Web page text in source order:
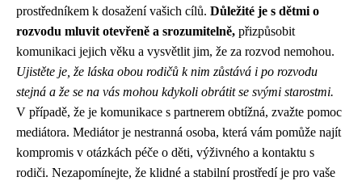
prostředníkem k dosažení vašich cílů. Důležité je s dětmi o
rozvodu mluvit otevřeně a srozumitelně, přizpůsobit
komunikaci jejich věku a vysvětlit jim, že za rozvod nemohou.
Ujistěte je, že láska obou rodičů k nim zůstává i po rozvodu
stejná a že se na vás mohou kdykoli obrátit se svými starostmi.
V případě, že je komunikace s partnerem obtížná, zvažte pomoc
mediátora. Mediátor je nestranná osoba, která vám pomůže najít
kompromis v otázkách péče o děti, výživného a kontaktu s
rodiči. Nezapomínejte, že klidné a stabilní prostředí je pro vaše